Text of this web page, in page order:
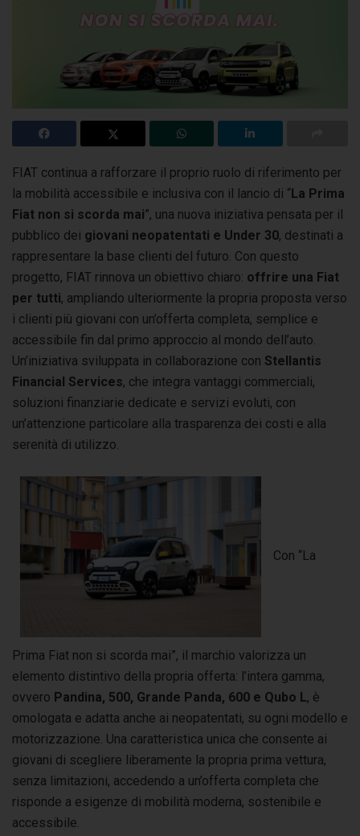
FIAT continua a rafforzare il proprio ruolo di riferimento per
la mobilità accessibile e inclusiva con il lancio di “La Prima
Fiat non si scorda mai”, una nuova iniziativa pensata per il
pubblico dei giovani neopatentati e Under 30, destinati a
rappresentare la base clienti del futuro. Con questo
progetto, FIAT rinnova un obiettivo chiaro: offrire una Fiat
per tutti, ampliando ulteriormente la propria proposta verso
i clienti più giovani con un’offerta completa, semplice e
accessibile fin dal primo approccio al mondo dell’auto.
Un’iniziativa sviluppata in collaborazione con Stellantis
Financial Services, che integra vantaggi commerciali,
soluzioni finanziarie dedicate e servizi evoluti, con
un’attenzione particolare alla trasparenza dei costi e alla
serenità di utilizzo.
Con “La
Prima Fiat non si scorda mai”, il marchio valorizza un
elemento distintivo della propria offerta: l’intera gamma,
ovvero Pandina, 500, Grande Panda, 600 e Qubo L, è
omologata e adatta anche ai neopatentati, su ogni modello e
motorizzazione. Una caratteristica unica che consente ai
giovani di scegliere liberamente la propria prima vettura,
senza limitazioni, accedendo a un’offerta completa che
risponde a esigenze di mobilità moderna, sostenibile e
accessibile.